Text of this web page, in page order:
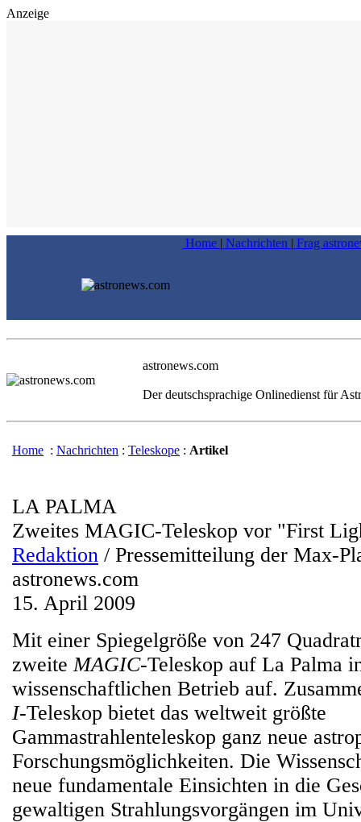
Anzeige
Home | Nachrichten | Frag
astronews.com
Der deutschsprachige Onlinedienst für
Home : Nachrichten : Teleskope : Artikel
LA PALMA
Zweites MAGIC-Teleskop vor "First
Redaktion / Pressemitteilung der Max-
astronews.com
15. April 2009
Mit einer Spiegelgröße von 247
zweiteMAGIC-Teleskop auf La Palma
wissenschaftlichen Betrieb auf.
I-Teleskop bietet das weltweit größte
Gammastrahlenteleskop ganz neue
Forschungsmöglichkeiten. Die
neue fundamentale Einsichten in die
gewaltigen Strahlungsvorgängen im